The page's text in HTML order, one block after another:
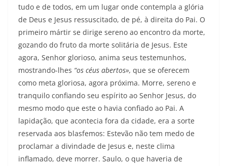
tudo e de todos, em um lugar onde contempla a glória
de Deus e Jesus ressuscitado, de pé, à direita do Pai. O
primeiro mártir se dirige sereno ao encontro da morte,
gozando do fruto da morte solitária de Jesus. Este
agora, Senhor glorioso, anima seus testemunhos,
mostrando-lhes “os céus abertos», que se oferecem
como meta glorio­sa, agora próxima. Morre, sereno e
tranquilo confiando seu espírito ao Senhor Jesus, do
mesmo modo que este o havia confiado ao Pai. A
lapidação, que acontecia fora da cidade, era a sorte
reservada aos blasfemos: Estevão não tem medo de
proclamar a divindade de Jesus e, neste clima
inflamado, deve morrer. Saulo, o que haveria de